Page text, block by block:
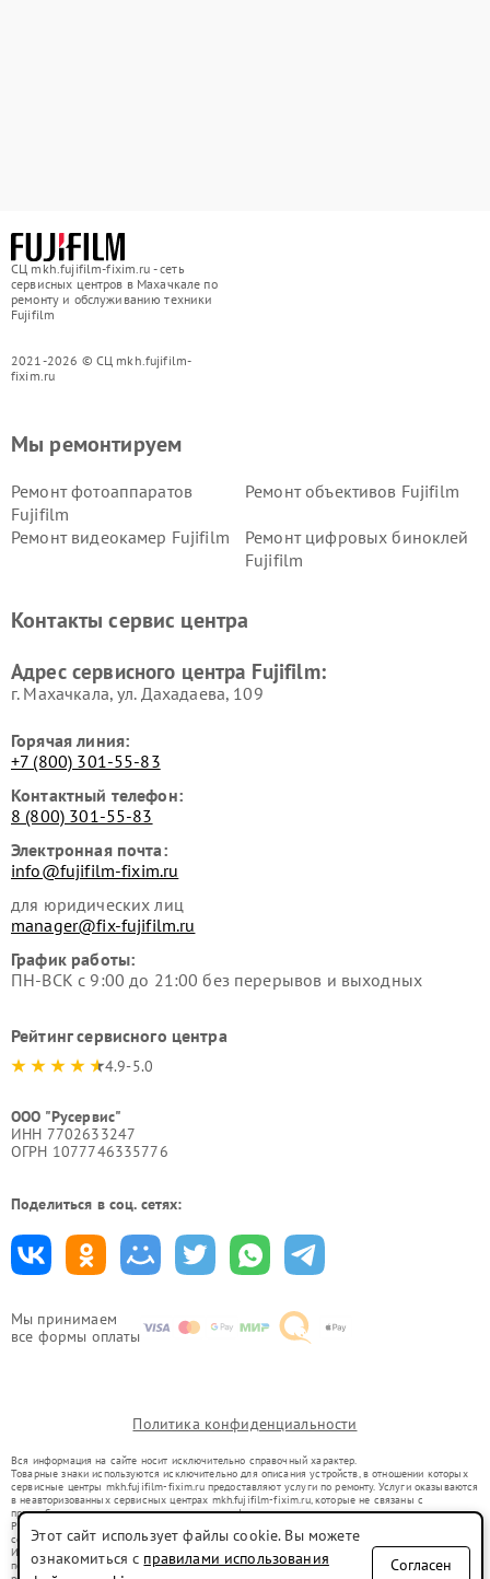
СЦ mkh.fujifilm-fixim.ru - сеть
сервисных центров в Махачкале по
ремонту и обслуживанию техники
Fujifilm
2021-2026 © СЦ mkh.fujifilm-
fixim.ru
Мы принимаем
все формы оплаты
Мы ремонтируем
Ремонт фотоаппаратов
Fujifilm
Ремонт объективов Fujifilm
Ремонт видеокамер Fujifilm
Ремонт цифровых биноклей
Fujifilm
Контакты сервис центра
Адрес сервисного центра Fujifilm:
г. Махачкала, ул. Дахадаева, 109
Горячая линия:
+7 (800) 301-55-83
Контактный телефон:
8 (800) 301-55-83
Электронная почта:
info@fujifilm-fixim.ru
для юридических лиц
manager@fix-fujifilm.ru
График работы:
ПН-ВСК с 9:00 до 21:00 без перерывов и выходных
Рейтинг сервисного центра
4.9-5.0
ООО "Русервис"
ИНН 7702633247
ОГРН 1077746335776
Поделиться в соц. сетях:
Политика конфиденциальности
Вся информация на сайте носит исключительно справочный характер.
Товарные знаки используются исключительно для описания устройств, в отношении которых
сервисные центры mkh.fujifilm-fixim.ru предоставляют услуги по ремонту. Услуги оказываются
в неавторизованных сервисных центрах mkh.fujifilm-fixim.ru, которые не связаны с
правообладателями товарных знаков или их официальными представителями.
Ремонт осуществляется для устройств, уже введенных в гражданский оборот в соответствии
со статьей 1487 ГК РФ.
Использование товарных знаков не преследует цели индивидуализации услуг или введения
потребителей в заблуждение, а служит для информирования о предоставляемых услугах по
Этот сайт использует файлы cookie. Вы можете
ознакомиться с правилами использования
Согласен